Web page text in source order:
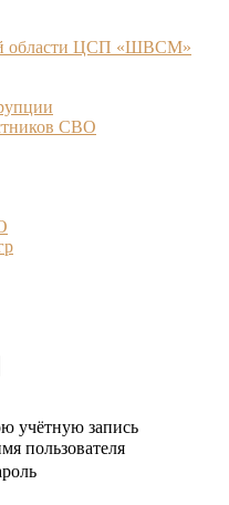
области ЦСП «ШВСМ»
СВО
учётную запись
пользователя